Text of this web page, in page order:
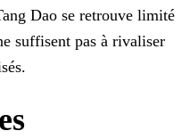
Dao se retrouve limité
suffisent pas à rivaliser